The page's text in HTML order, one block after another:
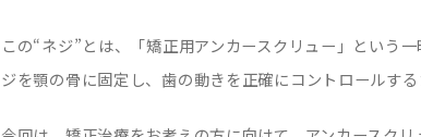
この“ネジ”とは、「矯正用アンカースクリュー」という
ジを顎の骨に固定し、歯の動きを正確にコントロールする